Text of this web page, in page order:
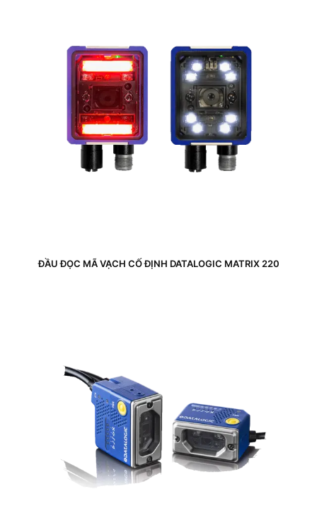
ĐẦU ĐỌC MÃ VẠCH CỐ ĐỊNH DATALOGIC MATRIX 220